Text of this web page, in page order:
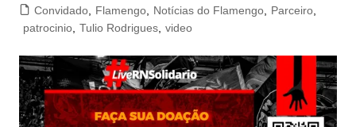
Convidado, Flamengo, Notícias do Flamengo, Parceiro,
patrocinio, Tulio Rodrigues, video